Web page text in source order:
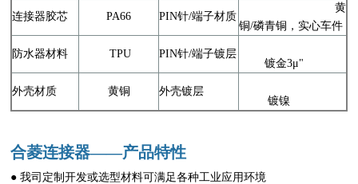
连接器胶芯 PA66 PIN针/端子材质
黄
铜/磷青铜，实心车件
防水器材料 TPU
PIN针/端子镀层
镀金3μ"
外壳材质 黄铜
外壳镀层
镀镍
合菱连接器——产品特性
● 我司定制开发或选型材料可满足各种工业应用环境